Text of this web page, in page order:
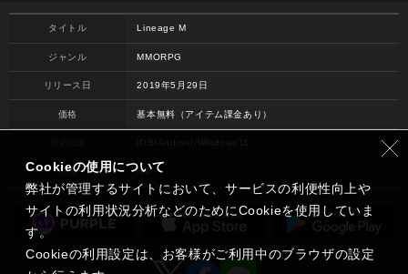
タイトル Lineage M
ジャンル MMORPG
リリース日 2019年5月29日
価格 基本無料（アイテム課金あり）
開発 NC
Cookieの使用について
弊社が管理するサイトにおいて、サービスの利便性向上や
サイトの利用状況分析などのためにCookieを使用していま
す。
Cookieの利用設定は、お客様がご利用中のブラウザの設定